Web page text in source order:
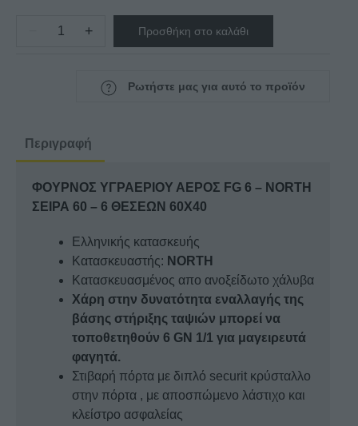
ποσότητα
ΦΟΥΡΝΟΣ
NORTH
+ Προσθήκη στο καλάθι
Ρωτήστε μας για αυτό το προϊόν
Περιγραφή
ΦΟΥΡΝΟΣ ΥΓΡΑΕΡΙΟΥ ΑΕΡΟΣ FG 6 – NORTH
ΣΕΙΡΑ 60 – 6 ΘΕΣΕΩΝ 60Χ40
Ελληνικής κατασκευής
Κατασκευαστής: NORTH
Κατασκευασμένος απο ανοξείδωτο χάλυβα
Χάρη στην δυνατότητα εναλλαγής της
βάσης στήριξης ταψιών μπορεί να
τοποθετηθούν 6 GN 1/1 για μαγειρευτά
φαγητά.
Στιβαρή πόρτα με διπλό securit κρύσταλλο
στην πόρτα , με αποσπώμενο λάστιχο και
κλείστρο ασφαλείας